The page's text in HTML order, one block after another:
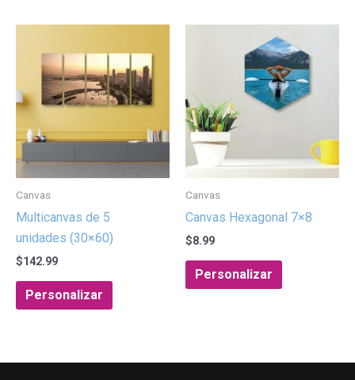
Canvas
Multicanvas de 5
unidades (30×60)
$142.99
Personalizar
Canvas
Canvas Hexagonal 7×8
$8.99
Personalizar